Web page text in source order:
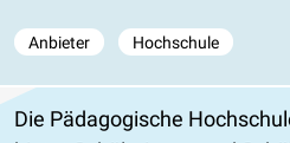
Anbieter Hochschule
Die Pädagogische